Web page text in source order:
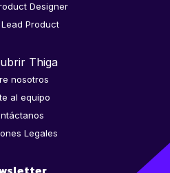
Designer
Product
Thiga
nosotros
al equipo
Legales